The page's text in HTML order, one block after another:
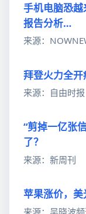
手机电脑恐
报告分析…
来源：
拜登火力全
来源：自由时报
“剪掉一亿张
了？
来源：新周刊
苹果涨价，
来源：吴晓波